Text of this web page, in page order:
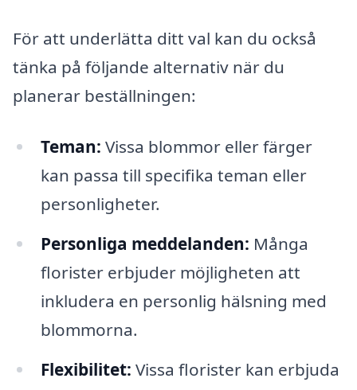
För att underlätta ditt val kan du också
tänka på följande alternativ när du
planerar beställningen:
Teman: Vissa blommor eller färger
kan passa till specifika teman eller
personligheter.
Personliga meddelanden: Många
florister erbjuder möjligheten att
inkludera en personlig hälsning med
blommorna.
Flexibilitet: Vissa florister kan erbjuda